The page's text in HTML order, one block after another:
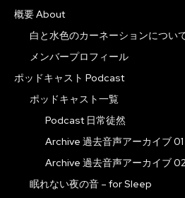
概要 About
白と水色のカーネーションについ
メンバープロフィール
ポッドキャスト Podcast
ポッドキャスト一覧
Podcast 日常徒然
Archive 過去音声アーカイブ 01
Archive 過去音声アーカイブ
眠れない夜の音 – for Sleep